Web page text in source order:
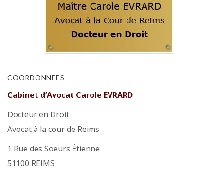
COORDONNÉES
Cabinet d’Avocat Carole EVRARD
Docteur en Droit
Avocat à la cour de Reims
1 Rue des Soeurs Étienne
51100 REIMS